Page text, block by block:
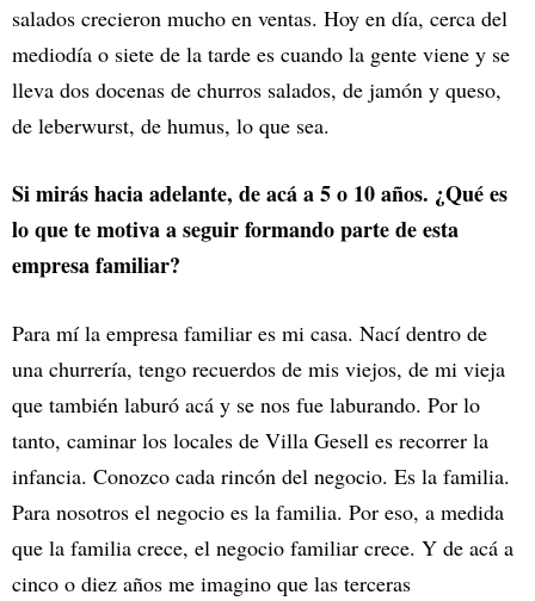
salados crecieron mucho en ventas. Hoy en día, cerca del
mediodía o siete de la tarde es cuando la gente viene y se
lleva dos docenas de churros salados, de jamón y queso,
de leberwurst, de humus, lo que sea.
Si mirás hacia adelante, de acá a 5 o 10 años. ¿Qué es
lo que te motiva a seguir formando parte de esta
empresa familiar?
Para mí la empresa familiar es mi casa. Nací dentro de
una churrería, tengo recuerdos de mis viejos, de mi vieja
que también laburó acá y se nos fue laburando. Por lo
tanto, caminar los locales de Villa Gesell es recorrer la
infancia. Conozco cada rincón del negocio. Es la familia.
Para nosotros el negocio es la familia. Por eso, a medida
que la familia crece, el negocio familiar crece. Y de acá a
cinco o diez años me imagino que las terceras